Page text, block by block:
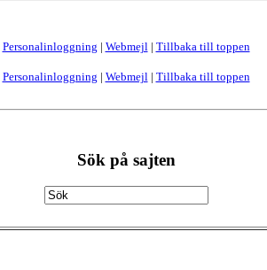
Personalinloggning | Webmejl | Tillbaka till toppen
Personalinloggning | Webmejl | Tillbaka till toppen
Sök på sajten